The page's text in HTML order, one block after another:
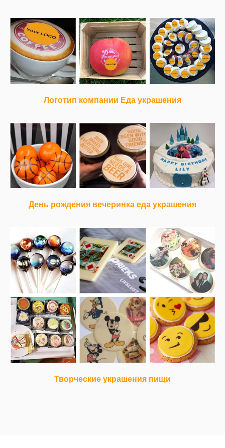
Логотип компании Еда украшения
День рождения вечеринка еда украшения
Творческие украшения пищи